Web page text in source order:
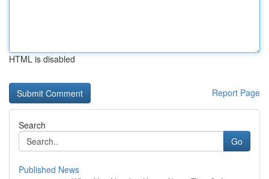
HTML is disabled
Report Page
Search
Go
Published News